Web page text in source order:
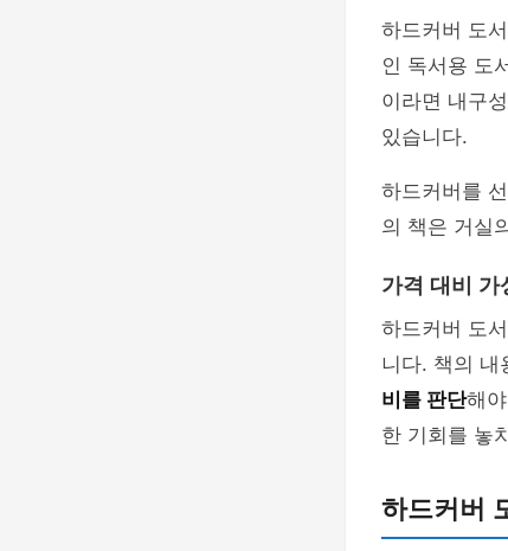
하드커버 도
인 독서용 도
이라면 내구
있습니다.
하드커버를
의 책은 거실
가격 대비 가
하드커버 도
니다. 책의 내
비를 판단해
한 기회를 놓
하드커버